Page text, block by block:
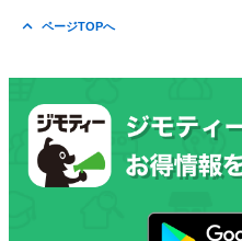
ページTOPへ